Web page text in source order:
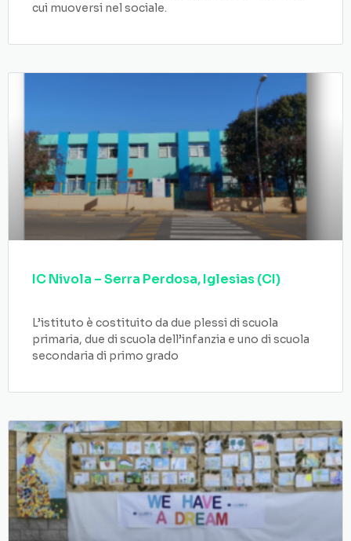
cui muoversi nel sociale.
IC Nivola – Serra Perdosa, Iglesias (CI)
L’istituto è costituito da due plessi di scuola
primaria, due di scuola dell’infanzia e uno di scuola
secondaria di primo grado